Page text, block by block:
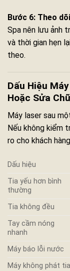
Bước 6: Theo
Spa nên lưu ảnh
và thời gian hẹn
theo.
Dấu Hiệu
Hoặc Sửa
Máy laser sau
Nếu không kiểm
ro cho khách
Dấu hiệu
Tia yếu hơn bình
thường
Tia không đều
Tay cầm nóng
nhanh
Máy báo lỗi nước
Máy không phát tia